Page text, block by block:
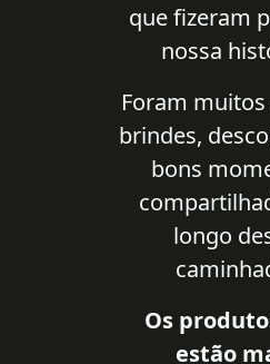
que fizeram
nossa
Foram
brindes,
bons
longo
Os
estão